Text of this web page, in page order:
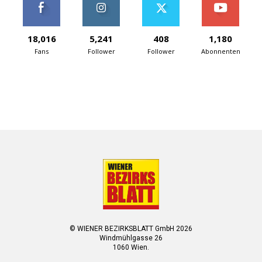
18,016
Fans
5,241
Follower
408
Follower
1,180
Abonnenten
© WIENER BEZIRKSBLATT GmbH 2026
Windmühlgasse 26
1060 Wien.